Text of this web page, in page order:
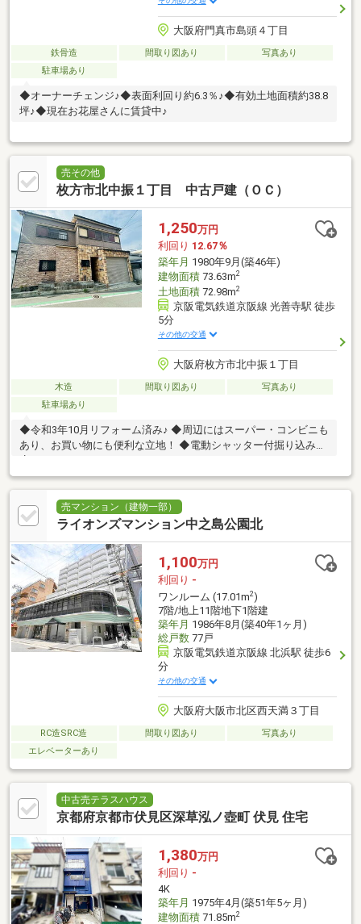
大阪府門真市島頭４丁目
鉄骨造 間取り図あり
写真あり
駐車場あり
◆オーナーチェンジ♪◆表面利回り約6.3％♪◆有効土地面積約38.8
坪♪◆現在お花屋さんに賃貸中♪
売その他
枚方市北中振１丁目 中古戸建（ＯＣ）
1,250万円
利回り 12.67％
築年月 1980年9月(築46年)
建物面積73.63m2
土地面積72.98m2
京阪電気鉄道京阪線 光善寺駅 徒歩
5分
その他の交通
大阪府枚方市北中振１丁目
木造 間取り図あり
写真あり
駐車場あり
◆令和3年10月リフォーム済み♪ ◆周辺にはスーパー・コンビニも
あり、お買い物にも便利な立地！ ◆電動シャッター付掘り込み車
売マンション（建物一部）
ライオンズマンション中之島公園北
1,100万円
利回り -
ワンルーム (17.01m2)
7階/地上11階地下1階建
築年月 1986年8月(築40年1ヶ月)
総戸数77戸
京阪電気鉄道京阪線 北浜駅 徒歩6
分
その他の交通
大阪府大阪市北区西天満３丁目
RC造SRC造 間取り図あり
写真あり
エレベーターあり
中古売テラスハウス
京都府京都市伏見区深草泓ノ壺町 伏見 住宅
1,380万円
利回り -
4K
築年月 1975年4月(築51年5ヶ月)
建物面積71.85m2